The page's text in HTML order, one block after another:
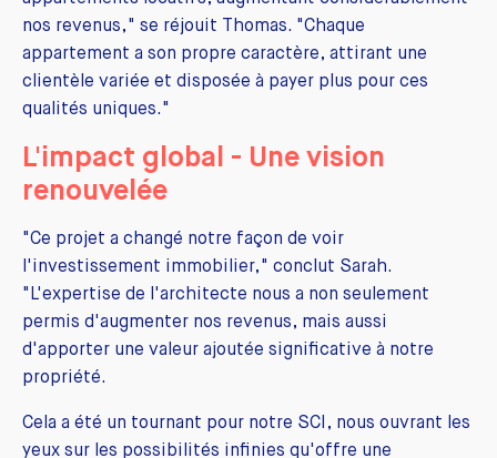
nos revenus," se réjouit Thomas. "Chaque
appartement a son propre caractère, attirant une
clientèle variée et disposée à payer plus pour ces
qualités uniques."
L'impact global - Une vision
renouvelée
"Ce projet a changé notre façon de voir
l'investissement immobilier," conclut Sarah.
"L'expertise de l'architecte nous a non seulement
permis d'augmenter nos revenus, mais aussi
d'apporter une valeur ajoutée significative à notre
propriété.
Cela a été un tournant pour notre SCI, nous ouvrant les
yeux sur les possibilités infinies qu'offre une